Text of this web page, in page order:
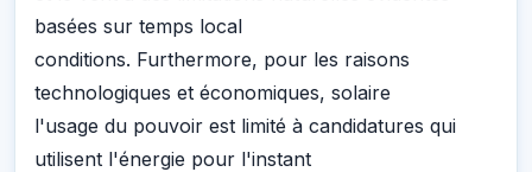
basées sur temps local
conditions. Furthermore, pour les raisons
technologiques et économiques, solaire
l'usage du pouvoir est limité à candidatures qui
utilisent l'énergie pour l'instant